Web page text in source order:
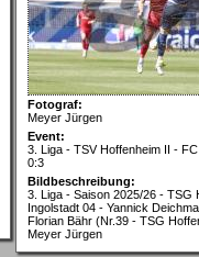
Fotograf:
Meyer Jürgen
Event:
3. Liga - TSV Hoffenheim II -
0:3
Bildbeschreibung:
3. Liga - Saison 2025/26 - TSG
Ingolstadt 04 - Yannick
Florian Bähr (Nr.39 - TSG
Meyer Jürgen